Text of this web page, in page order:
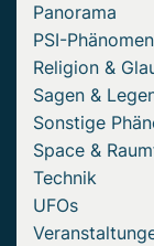
Panorama
PSI-
Religion &
Sagen &
Sonstige
Space &
Technik
UFOs